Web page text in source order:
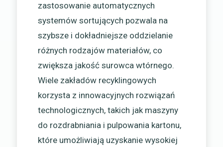
zastosowanie automatycznych
systemów sortujących pozwala na
szybsze i dokładniejsze oddzielanie
różnych rodzajów materiałów, co
zwiększa jakość surowca wtórnego.
Wiele zakładów recyklingowych
korzysta z innowacyjnych rozwiązań
technologicznych, takich jak maszyny
do rozdrabniania i pulpowania kartonu,
które umożliwiają uzyskanie wysokiej